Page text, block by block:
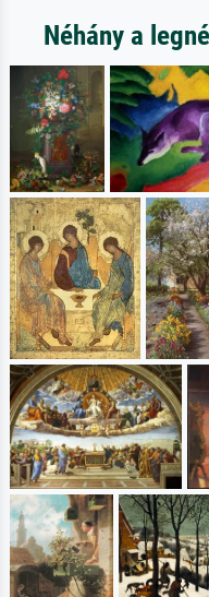
Néhány a